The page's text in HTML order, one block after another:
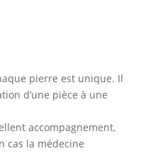
pierre est unique. Il
d’une pièce à une
accompagnement,
cas la médecine